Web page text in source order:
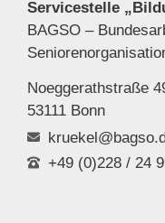
Servicestelle
BAGSO –
Seniorenor
Noeggerathstraße
53111 Bonn
+49 (0)228 / 24